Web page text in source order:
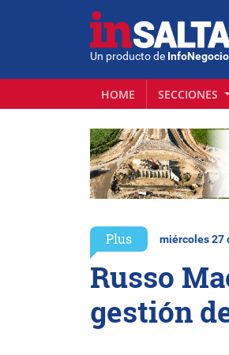
Un producto de
HOME SECCIONES
Plus miércoles 27
Russo
gestión